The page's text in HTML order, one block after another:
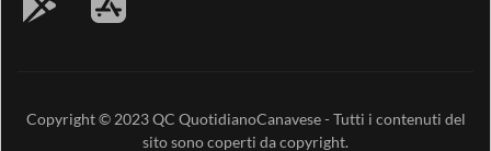
Copyright © 2023QC QuotidianoCanavese- Tutti i contenuti del
sito sono coperti da copyright.